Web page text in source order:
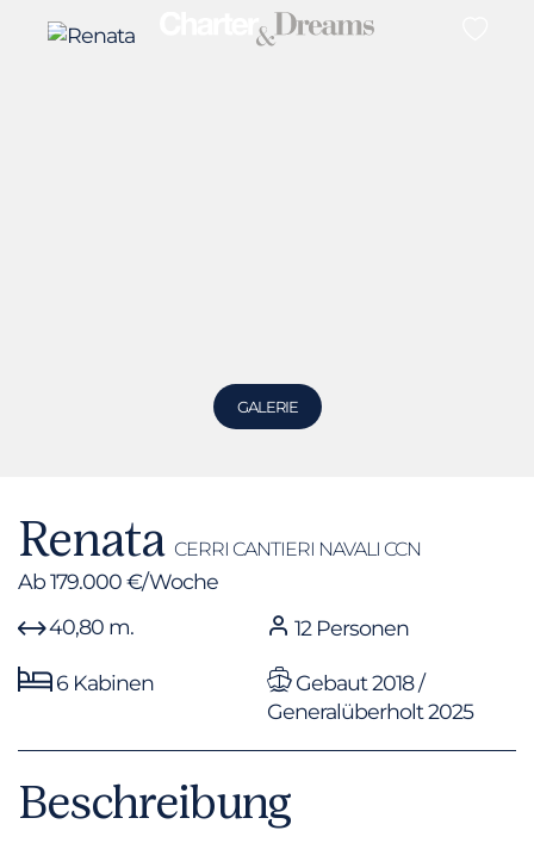
GALERIE
Renata CERRI CANTIERI NAVALI CCN
Ab 179.000 €/Woche
40,80 m.
12 Personen
6 Kabinen
Gebaut 2018 /
Generalüberholt 2025
Beschreibung